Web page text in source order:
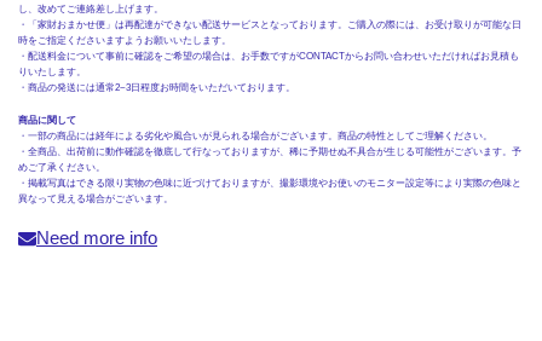
し、改めてご連絡差し上げます。
・「家財おまかせ便」は再配達ができない配送サービスとなっております。ご購入の際には、お受け取りが可能な日
時をご指定くださいますようお願いいたします。
・配送料金について事前に確認をご希望の場合は、お手数ですがCONTACTからお問い合わせいただければお見積も
りいたします。
・商品の発送には通常2~3日程度お時間をいただいております。
商品に関して
・一部の商品には経年による劣化や風合いが見られる場合がございます。商品の特性としてご理解ください。
・全商品、出荷前に動作確認を徹底して行なっておりますが、稀に予期せぬ不具合が生じる可能性がございます。予
めご了承ください。
・掲載写真はできる限り実物の色味に近づけておりますが、撮影環境やお使いのモニター設定等により実際の色味と
異なって見える場合がございます。
Need more info